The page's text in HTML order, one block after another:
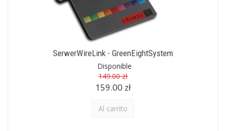
SerwerWireLink - GreenEightSystem
Disponible
149.00 zł
159.00 zł
Al carrito